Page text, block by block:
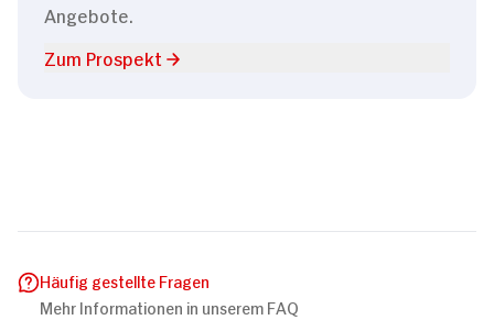
Angebote.
Zum Prospekt
Häufig gestellte Fragen
Mehr Informationen in unserem FAQ